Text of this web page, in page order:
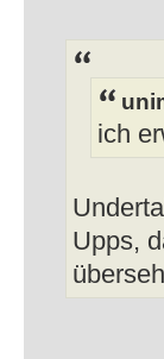
ich
Upps,